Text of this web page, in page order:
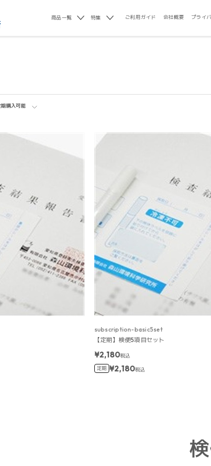
商品一覧 特集 ご利用ガイド 会社概要 プライ
期購入可能
subscription-basic5set
【定期】検便5項目セット
¥2,180税込
定期 ¥2,180税込